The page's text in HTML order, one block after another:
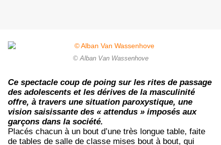
© Alban Van Wassenhove
Ce spectacle coup de poing sur les rites de passage
des adolescents et les dérives de la masculinité
offre, à travers une situation paroxystique, une
vision saisissante des « attendus » imposés aux
garçons dans la société.
Placés chacun à un bout d’une très longue table, faite
de tables de salle de classe mises bout à bout, qui